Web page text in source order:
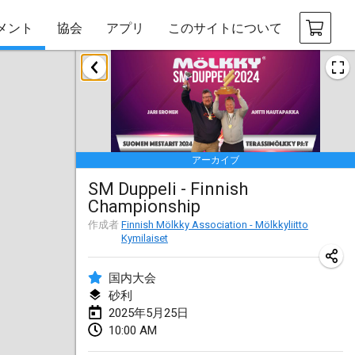
ント 協会 アプリ このサイトについて
アーカイブ
SM Duppeli - Finnish
Championship
作成者 Finnish Mölkky Association - Mölkkyliitto
Kymilaiset
国内大会
砂利
2025年5月25日
10:00 AM
2025年1月
Tournoi Mixte ASPTTOM
2025年1月18日 フランス
Indoor Polish Open 2025 - Singles
2025年1月18日 |ポーランド
Tournoi de St Max
2025年1月19日
2025年1月19日